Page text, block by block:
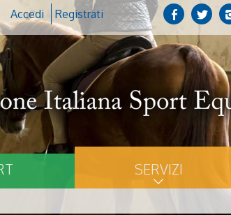
Accedi Registrati
SERVIZI